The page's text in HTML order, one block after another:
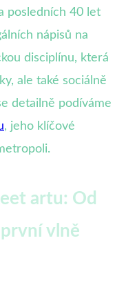
posledních 40 let
nápisů na
disciplínu, která
ale také sociálně
detailně podíváme
, jeho klíčové
artu: Od
vlně